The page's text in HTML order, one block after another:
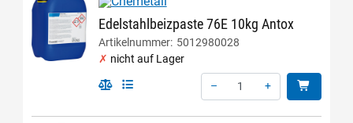
Edelstahlbeizpaste 76E 10kg Antox
Artikelnummer: 5012980028
nicht auf Lager
–
+